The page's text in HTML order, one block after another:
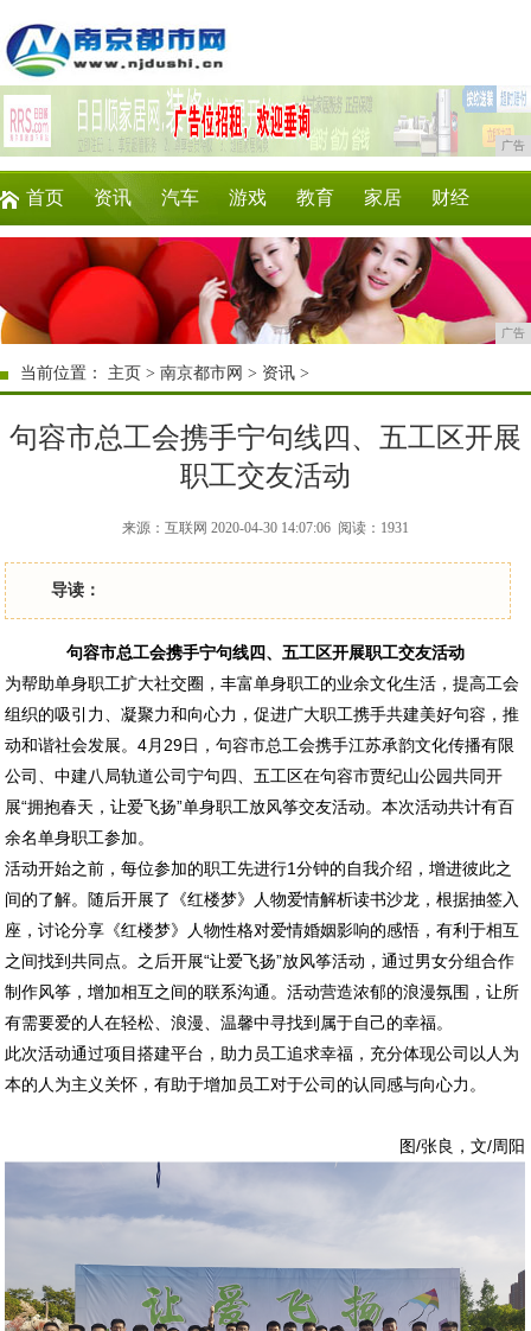
广告
首页 资讯 汽车 游戏 教育 家居 财经
时尚 企业 商讯 微商 消费
广告
当前位置： 主页 >南京都市网 > 资讯 >
句容市总工会携手宁句线四、五工区开展
职工交友活动
来源：互联网 2020-04-30 14:07:06 阅读：1931
导读：
句容市总工会携手宁句线四、五工区开展职工交友活动
为帮助单身职工扩大社交圈，丰富单身职工的业余文化生活，提高工会
组织的吸引力、凝聚力和向心力，促进广大职工携手共建美好句容，推
动和谐社会发展。4月29日，句容市总工会携手江苏承韵文化传播有限
公司、中建八局轨道公司宁句四、五工区在句容市贾纪山公园共同开
展“拥抱春天，让爱飞扬”单身职工放风筝交友活动。本次活动共计有百
余名单身职工参加。
活动开始之前，每位参加的职工先进行1分钟的自我介绍，增进彼此之
间的了解。随后开展了《红楼梦》人物爱情解析读书沙龙，根据抽签入
座，讨论分享《红楼梦》人物性格对爱情婚姻影响的感悟，有利于相互
之间找到共同点。之后开展“让爱飞扬”放风筝活动，通过男女分组合作
制作风筝，增加相互之间的联系沟通。活动营造浓郁的浪漫氛围，让所
有需要爱的人在轻松、浪漫、温馨中寻找到属于自己的幸福。
此次活动通过项目搭建平台，助力员工追求幸福，充分体现公司以人为
本的人为主义关怀，有助于增加员工对于公司的认同感与向心力。
图/张良，文/周阳